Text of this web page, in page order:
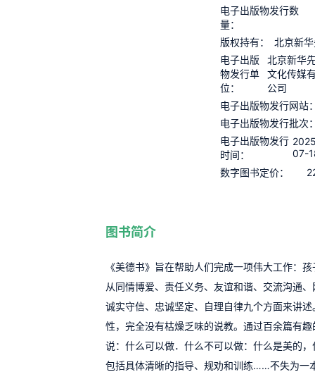
电子出版物发行数
量：
版权持有：
北京新
电子出版
物发行单
位：
北京新华
文化传媒
公司
电子出版物发行网站
电子出版物发行批次
电子出版物发行
时间：
07-
数字图书定价：
图书简介
《美德书》旨在帮助人们完成一项伟大工作：
从同情博爱、责任义务、友谊和谐、交流沟通
诚实守信、忠诚坚定、自理自律九个方面来讲
性，完全没有枯燥乏味的说教。通过百余篇有
说：什么可以做．什么不可以做：什么是美的
包括具体清晰的指导、规劝和训练……不失为一